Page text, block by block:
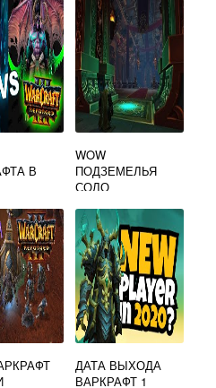
В
WOW
ПОДЗЕМЕЛЬЯ
СОЛО
ДАТА ВЫХОДА
ВАРКРАФТ 1